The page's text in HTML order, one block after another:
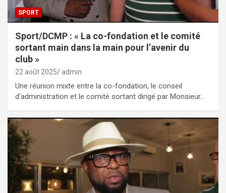
SPORT
Sport/DCMP : « La co-fondation et le comité
sortant main dans la main pour l’avenir du
club »
22 août 2025 admin
Une réunion mixte entre la co-fondation, le conseil
d’administration et le comité sortant dirigé par Monsieur…